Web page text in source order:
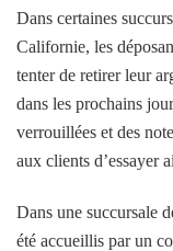
Dans certaines
Californie, les
tenter de retirer leur
dans les prochains
verrouillées et des
aux clients d’essayer
Dans une succursale
été accueillis par un